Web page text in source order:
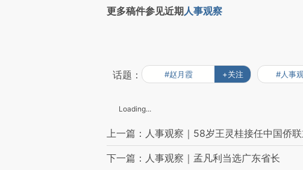
更多稿件参见近期人事观察
话题： #赵月霞 +关注 #人事
Loading...
上一篇：人事观察｜58岁王灵桂接任中国侨
下一篇：人事观察｜孟凡利当选广东省长